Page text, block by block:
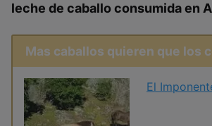
leche de caballo consumida en
Mas caballos quieren que los
El